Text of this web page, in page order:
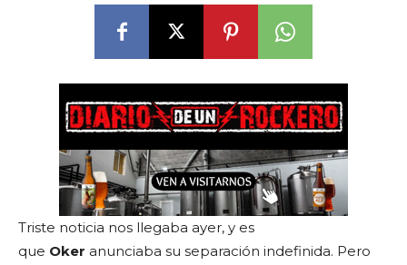
Triste noticia nos llegaba ayer, y es
que Oker anunciaba su separación indefinida. Pero